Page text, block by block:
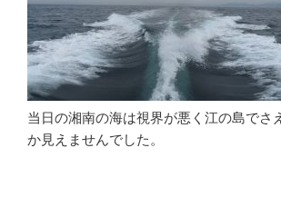
当日の湘南の海は視界が悪く江の島でさ
か見えませんでした。